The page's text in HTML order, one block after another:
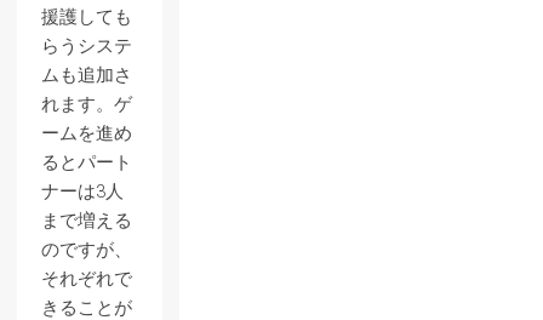
援護しても
らうシステ
ムも追加さ
れます。ゲ
ームを進め
るとパート
ナーは3人
まで増える
のですが、
それぞれで
きることが